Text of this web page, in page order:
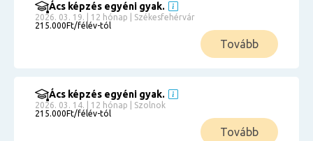
Ács képzés egyéni gyak.
2026. 03. 19. | 12 hónap | Székesfehérvár
215.000Ft/félév-tól
Tovább
Ács képzés egyéni gyak.
2026. 03. 14. | 12 hónap | Szolnok
215.000Ft/félév-tól
Tovább